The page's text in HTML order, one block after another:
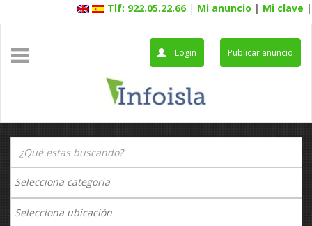
Tlf: 922.05.22.66 | Mi anuncio | Mi clave |
Publicar anuncio
Login